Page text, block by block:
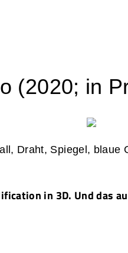
(2020; in
Draht, Spiegel, blaue
in 3D. Und das